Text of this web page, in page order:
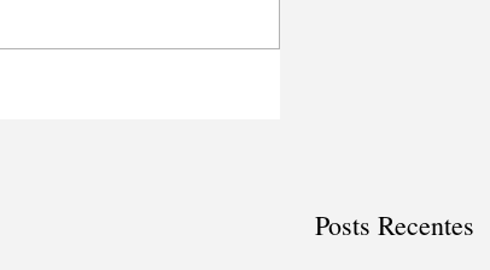
Posts Recentes